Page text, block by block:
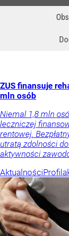
ZUS finansuje
mln osób
Niemal 1,8 mln
leczniczej
rentowej.
utratą zdolności
aktywności
Aktualności